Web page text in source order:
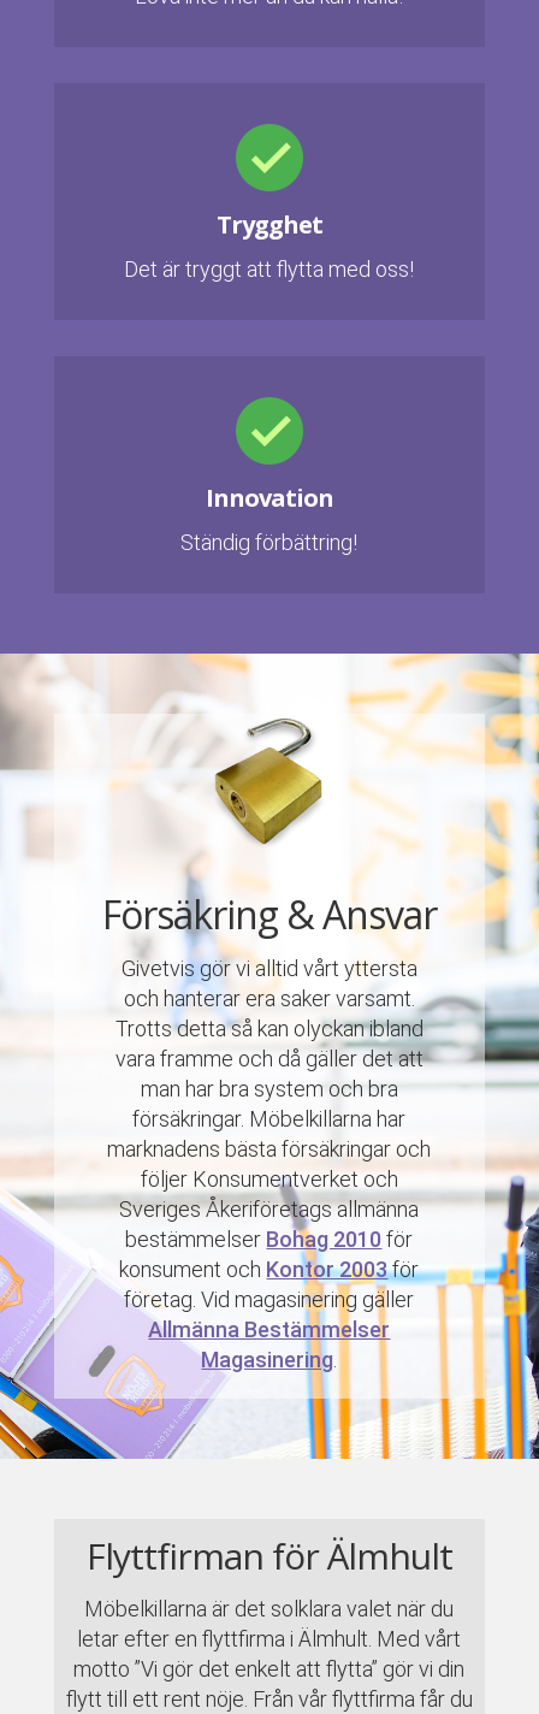
Trygghet
Det är tryggt att flytta med oss!
Innovation
Ständig förbättring!
Försäkring & Ansvar
Givetvis gör vi alltid vårt yttersta
och hanterar era saker varsamt.
Trotts detta så kan olyckan ibland
vara framme och då gäller det att
man har bra system och bra
försäkringar. Möbelkillarna har
marknadens bästa försäkringar och
följer Konsumentverket och
Sveriges Åkeriföretags allmänna
bestämmelser Bohag 2010 för
konsument och Kontor 2003för
företag. Vid magasinering gäller
Allmänna Bestämmelser
Magasinering
Flyttfirman för Älmhult
Möbelkillarna är det solklara valet när du
letar efter en flyttfirma i Älmhult. Med vårt
motto ”Vi gör det enkelt att flytta” gör vi din
flytt till ett rent nöje. Från vår flyttfirma får du